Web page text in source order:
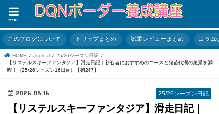
menu
このブログについて トリップまとめ 試乗レビューまとめ コラム
HOME Journal
25/26シーズン日記
【リステルスキーファンタジア】滑走日記｜初心者におすすめのコースと猪苗代湖の絶景を満
喫！（25/26シーズン16日目）【初247】
25/26シーズン日記
2026.05.16
【リステルスキーファンタジア】滑走日記｜